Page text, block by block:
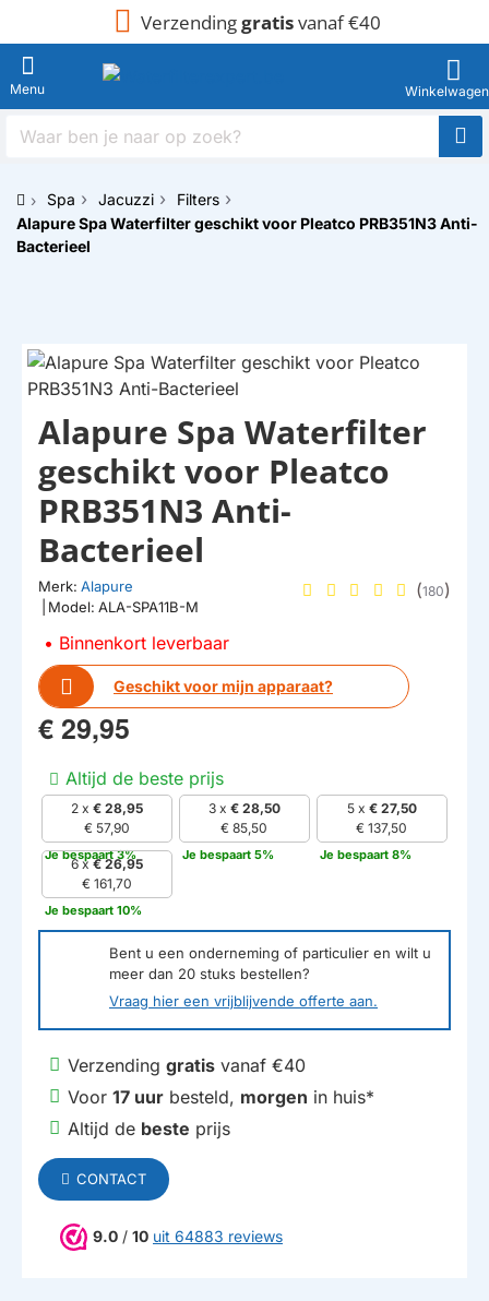
Verzendinggratisvanaf €40
Waar
naar
op
zoek?
h
o
Spa Jacuzzi
Filters
Alapure Spa Waterfilter geschikt voor Pleatco PRB351N3 Anti-
Bacterieel
HUISMERK
LEVERBAAR
Binnenkort leverbaar
Geschikt voor mijn apparaat?
Alapure Spa Waterfilter
geschikt voor Pleatco
PRB351N3 Anti-
Bacterieel
Merk: Alapure
Model: ALA-SPA11B-M
(180)
€ 29,95
Altijd de beste prijs
2 x € 28,95
€ 57,90
Je bespaart 3%
3 x € 28,50
€ 85,50
Je bespaart 5%
5 x € 27,50
€ 137,50
Je bespaart 8%
6 x€ 26,95
€ 161,70
Je bespaart 10%
Bent u een onderneming of particulier en wilt u
meer dan 20 stuks bestellen?
Vraag hier een vrijblijvende offerte aan.
Verzending gratis vanaf €40
Voor 17 uur besteld, morgen in huis*
Altijd de beste prijs
CONTACT
9.0 / 10 uit 64883 reviews